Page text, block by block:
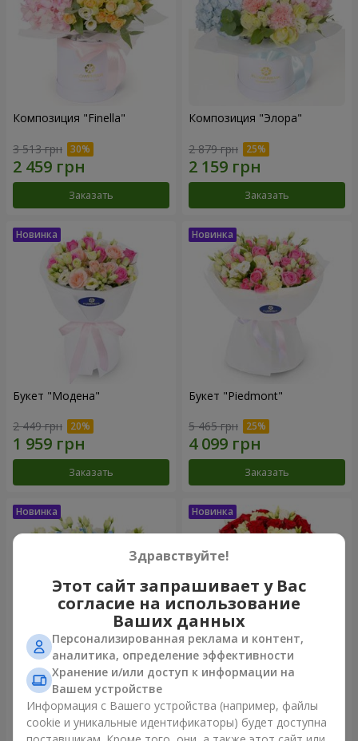
Композиция "Finella"
3 513 грн
Заказать
Композиция "Элора"
2 879 грн
Заказать
Букет "Модена"
2 449 грн
Заказать
Букет "Piedmont"
5 465 грн
Заказать
Композиция "Сильвия"
3 427 грн
Букет "Katarina"
3 074 грн
Здравствуйте!
Этот сайт запрашивает у Вас
согласие на использование
Ваших данных
Персонализированная реклама и контент,
аналитика, определение эффективности
Хранение и/или доступ к информации на
Вашем устройстве
Информация с Вашего устройства (например, файлы
cookie и уникальные идентификаторы) будет доступна